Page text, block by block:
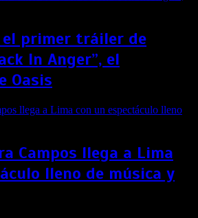
el primer tráiler de
In Anger”, el
Oasis
Campos llega a Lima
lleno de música y